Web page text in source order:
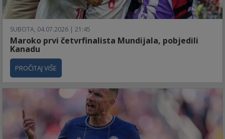
SUBOTA, 04.07.2026 | 21:45
Maroko prvi četvrfinalista Mundijala, pobjedili
Kanadu
PROČITAJ VIŠE